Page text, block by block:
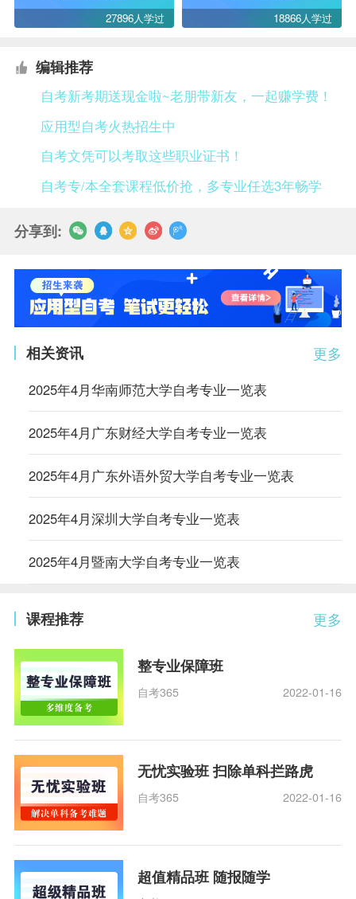
27896人学过 18866人学过
编辑推荐
自考新考期送现金啦~老朋带新友，一起赚学费！
应用型自考火热招生中
自考文凭可以考取这些职业证书！
自考专/本全套课程低价抢，多专业任选3年畅学
分享到:
更多
相关资讯
2025年4月华南师范大学自考专业一览表
2025年4月广东财经大学自考专业一览表
2025年4月广东外语外贸大学自考专业一览表
2025年4月深圳大学自考专业一览表
2025年4月暨南大学自考专业一览表
更多
课程推荐
整专业保障班
自考365 2022-01-16
无忧实验班 扫除单科拦路虎
自考365 2022-01-16
超值精品班 随报随学